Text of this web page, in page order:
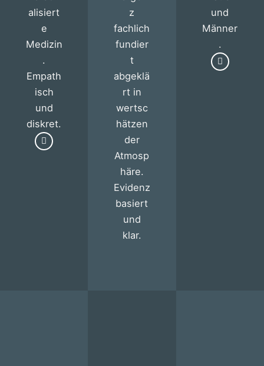
alisiert
e
Medizin
.
Empath
isch
und
diskret.
z
fachlich
fundier
t
abgeklä
rt in
wertsc
hätzen
der
Atmosp
häre.
Evidenz
basiert
und
klar.
und
Männer
.